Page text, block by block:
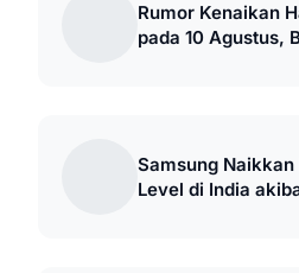
Rumor Kenaikan
pada 10 Agustus,
Samsung Naikkan
Level di India